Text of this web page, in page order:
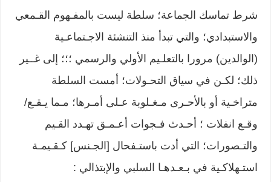
شرط تماسك الجماعة؛ سلطة ليست بالمفـهوم القـمعي
والاستبدادي؛ والتي تبدأ منذ التنشئة الاجـتماعـية
(الوالدين) مرورا بالتعلـيم الأولي والرسمي ؛؛؛ إلى غــير
ذلك؛ لكـن في سياق التحـولات؛ أمست السلطة
متراخـية أو بالأحـرى مـغـلوبة عـلى أمـرها؛ مـما يـقـع/
وقـع انفلات ؛ أحـدث فـجوات أعـمـق تهـدد القـيم
والتـصورات؛ التي أدت باستـفحال [الجـنس] كـقـيمـة
استـهلاكـية في بـعـدهـا السلبي والإبتذالي :